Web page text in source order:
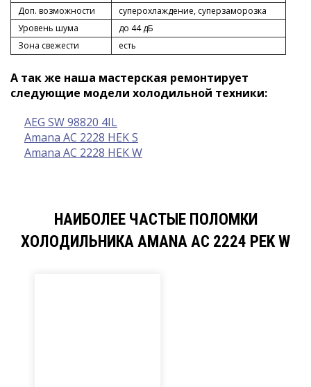
Доп. возможности
суперохлаждение, суперзаморозка
Уровень шума
до 44 дБ
Зона свежести
есть
А так же наша мастерская ремонтирует
следующие модели холодильной техники:
AEG SW 98820 4IL
Amana AC 2228 HEK S
Amana AC 2228 HEK W
НАИБОЛЕЕ ЧАСТЫЕ ПОЛОМКИ
ХОЛОДИЛЬНИКА AMANA AC 2224 PEK W